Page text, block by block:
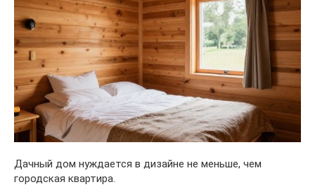
Дачный дом нуждается в дизайне не меньше, чем
городская квартира.